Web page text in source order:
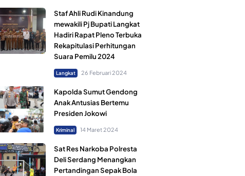
Staf Ahli Rudi Kinandung
mewakili Pj Bupati Langkat
Hadiri Rapat Pleno Terbuka
Rekapitulasi Perhitungan
Suara Pemilu 2024
Langkat 26 Februari 2024
Kapolda Sumut Gendong
Anak Antusias Bertemu
Presiden Jokowi
Kriminal 14 Maret 2024
Sat Res Narkoba Polresta
Deli Serdang Menangkan
Pertandingan Sepak Bola